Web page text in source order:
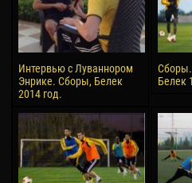
Интервью с Луваннором
Энрике. Сборы, Белек
2014 год.
Сборы.
Белек